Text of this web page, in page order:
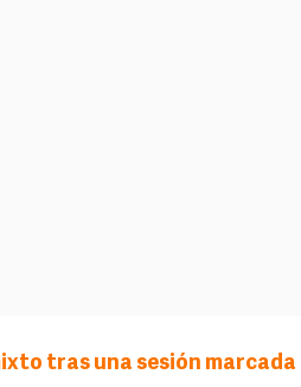
tras una sesión marcada